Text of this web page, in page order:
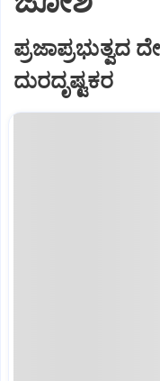
ದುರದೃಷ್ಟಕರ